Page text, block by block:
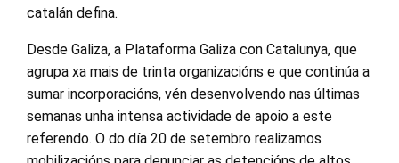
catalán defina.
Desde Galiza, a Plataforma Galiza con Catalunya, que
agrupa xa mais de trinta organizacións e que continúa a
sumar incorporacións, vén desenvolvendo nas últimas
semanas unha intensa actividade de apoio a este
referendo. O do día 20 de setembro realizamos